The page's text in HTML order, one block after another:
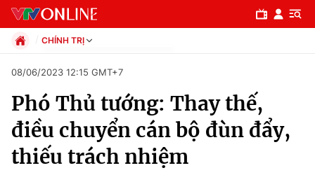
Chuyên mục
Chính trị
CHÍNH TRỊ
Xã hội
Pháp luật
Thể thao
Truyền hình
08/06/2023 12:15 GMT+7
Phó Thủ tướng: Thay thế,
điều chuyển cán bộ đùn đẩy,
thiếu trách nhiệm